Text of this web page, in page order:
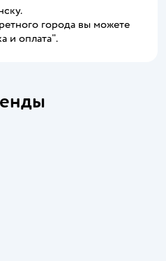
города вы можете
и оплата".